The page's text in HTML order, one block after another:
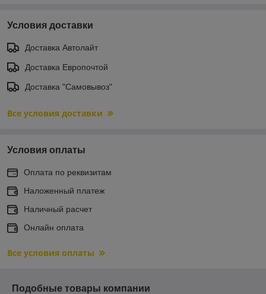
Условия доставки
Доставка Автолайт
Доставка Европочтой
Доставка "Самовывоз"
Все условия доставки
Условия оплаты
Оплата по реквизитам
Наложенный платеж
Наличный расчет
Онлайн оплата
Все условия оплаты
Подобные товары компании